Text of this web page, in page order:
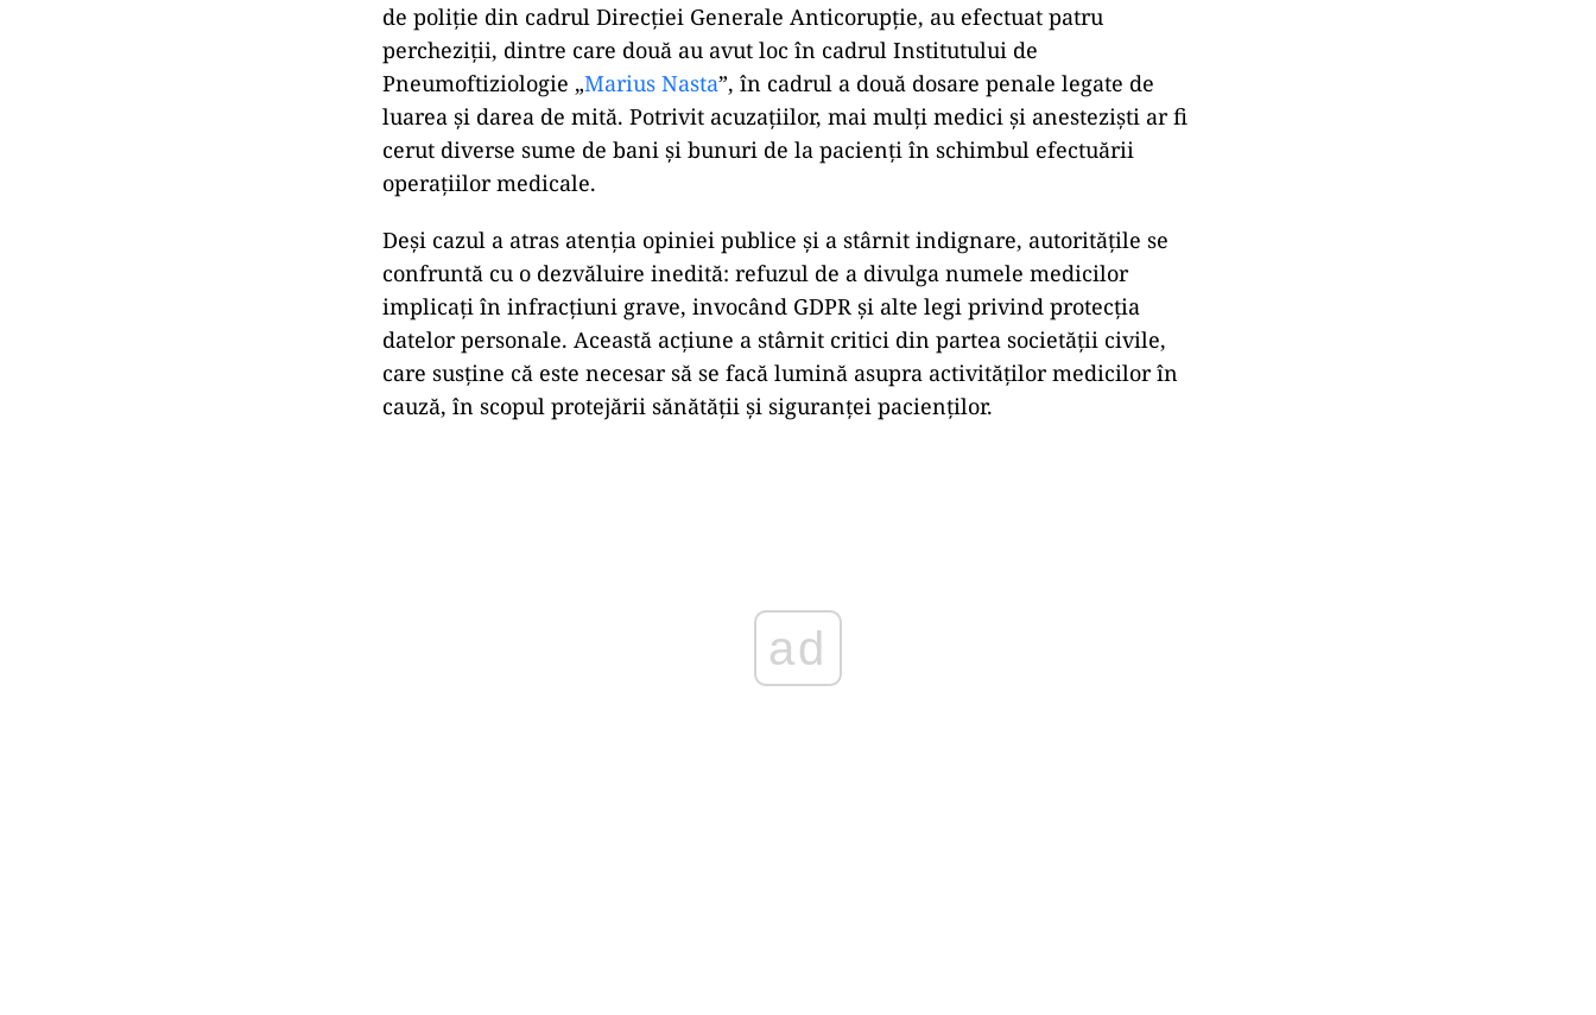
de poliție din cadrul Direcției Generale Anticorupție, au efectuat patru
percheziții, dintre care două au avut loc în cadrul Institutului de
Pneumoftiziologie „Marius Nasta”, în cadrul a două dosare penale legate de
luarea și darea de mită. Potrivit acuzațiilor, mai mulți medici și anesteziști ar fi
cerut diverse sume de bani și bunuri de la pacienți în schimbul efectuării
operațiilor medicale.
Deși cazul a atras atenția opiniei publice și a stârnit indignare, autoritățile se
confruntă cu o dezvăluire inedită: refuzul de a divulga numele medicilor
implicați în infracțiuni grave, invocând GDPR și alte legi privind protecția
datelor personale. Această acțiune a stârnit critici din partea societății civile,
care susține că este necesar să se facă lumină asupra activităților medicilor în
cauză, în scopul protejării sănătății și siguranței pacienților.